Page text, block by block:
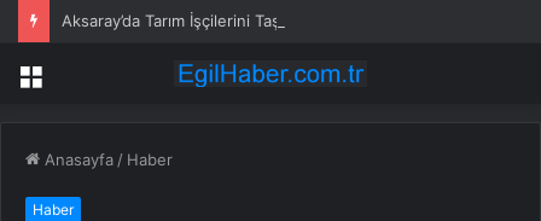
Aksaray’da Tarım İşçilerini Taşıyan Minibüs Kaza Yaptı
Menü
Anasayfa / Haber
Haber